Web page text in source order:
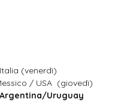
(venerdì)
/ USA  (giovedì)
Uruguay